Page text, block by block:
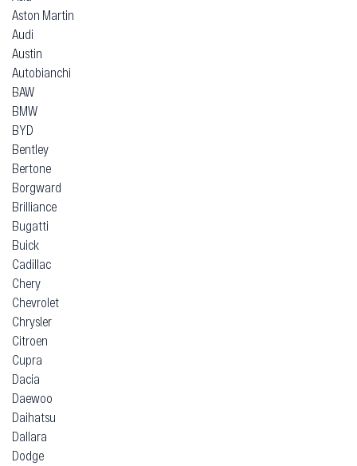
Aston Martin
Audi
Austin
Autobianchi
BAW
BMW
BYD
Bentley
Bertone
Borgward
Brilliance
Bugatti
Buick
Cadillac
Chery
Chevrolet
Chrysler
Citroen
Cupra
Dacia
Daewoo
Daihatsu
Dallara
Dodge